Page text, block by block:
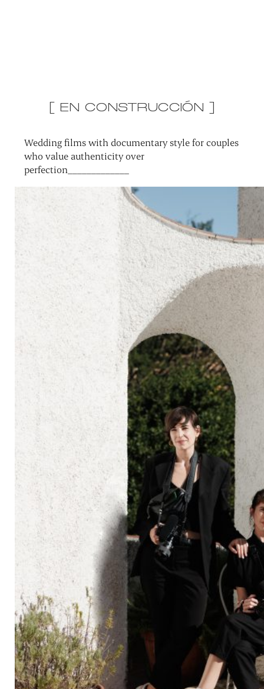
[ EN CONSTRUCCIÓN ]
Wedding films with documentary style for couples
who value authenticity over
perfection_____________